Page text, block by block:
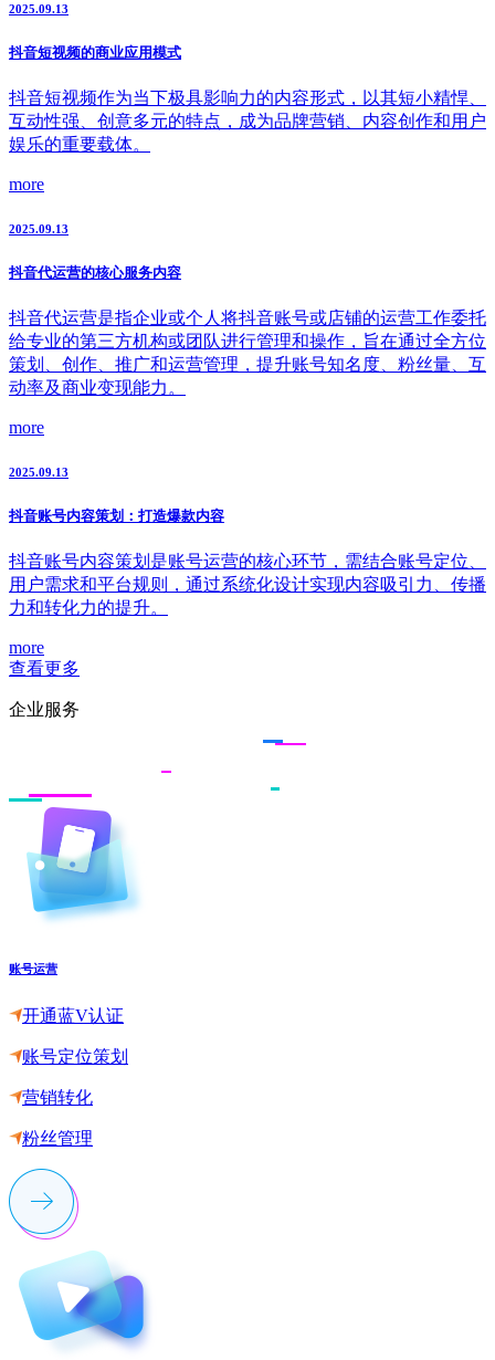
2025.09.13
抖音短视频的商业应用模式
抖音短视频作为当下极具影响力的内容形式，以其短小精悍、
互动性强、创意多元的特点，成为品牌营销、内容创作和用户
娱乐的重要载体。
more
2025.09.13
抖音代运营的核心服务内容
抖音代运营是指企业或个人将抖音账号或店铺的运营工作委托
给专业的第三方机构或团队进行管理和操作，旨在通过全方位
策划、创作、推广和运营管理，提升账号知名度、粉丝量、互
动率及商业变现能力。
more
2025.09.13
抖音账号内容策划：打造爆款内容
抖音账号内容策划是账号运营的核心环节，需结合账号定位、
用户需求和平台规则，通过系统化设计实现内容吸引力、传播
力和转化力的提升。
more
查看更多
企业服务
账号运营
开通蓝V认证
账号定位策划
营销转化
粉丝管理